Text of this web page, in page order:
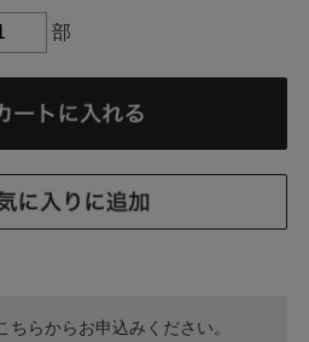
部
らからお申込みください。